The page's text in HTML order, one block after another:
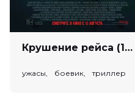
Крушение рейса (18+)
ужасы, боевик, триллер